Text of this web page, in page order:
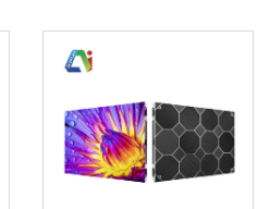
Videovæg til DJ Scen
Hængende Irregulære LED